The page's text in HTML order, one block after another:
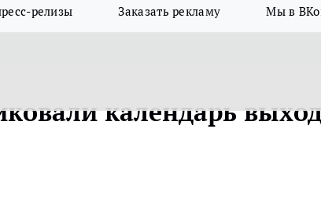
релизы Заказать рекламу Мы в
календарь